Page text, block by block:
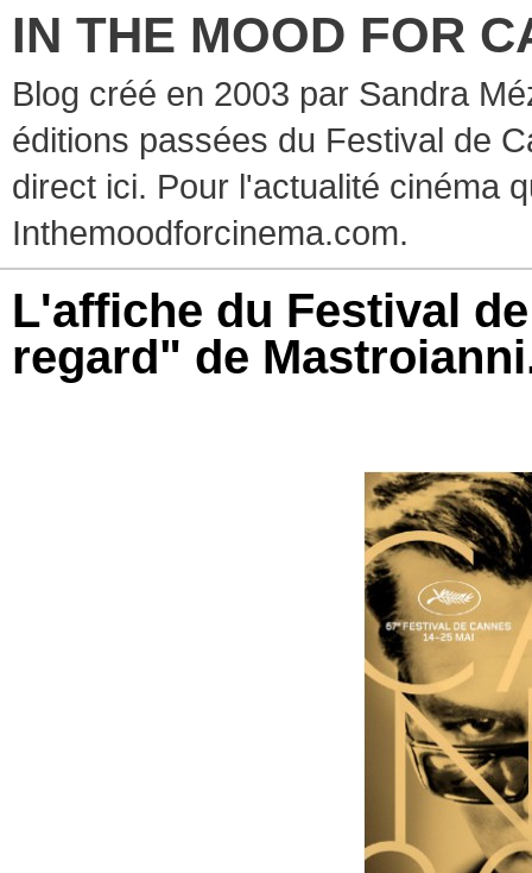
IN THE MOOD FOR
Blog créé en 2003 par Sandra
éditions passées du Festival de
direct ici. Pour l'actualité cinéma
Inthemoodforcinema.com.
L'affiche du Festival
regard" de